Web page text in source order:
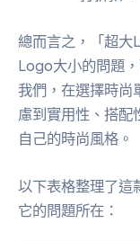
總而言之，「超大
Logo大小的問題
我們，在選擇時尚
慮到實用性、搭配
自己的時尚風格。
以下表格整理了這
它的問題所在：